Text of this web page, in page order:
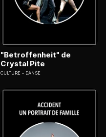
"Betroffenheit" de
Crystal Pite
CULTURE DANSE